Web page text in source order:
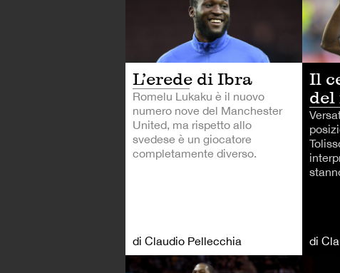
L’erede di Ibra
Romelu Lukaku è il nuovo
numero nove del Manchester
United, ma rispetto allo
svedese è un giocatore
completamente diverso.
di Claudio Pellecchia
Il
di